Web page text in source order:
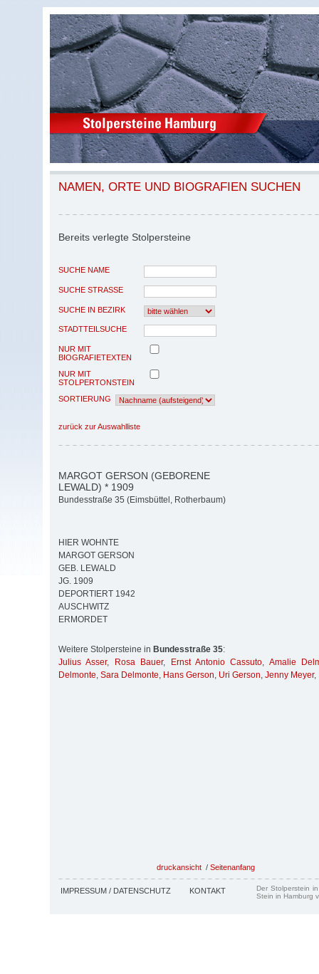
NAMEN, ORTE UND BIOGRAFIEN SUCHEN
Bereits verlegte Stolpersteine
SUCHE NAME
SUCHE STRASSE
SUCHE IN BEZIRK
STADTTEILSUCHE
NUR MIT
BIOGRAFIETEXTEN
NUR MIT
STOLPERTONSTEIN
SORTIERUNG
zurück zur Auswahlliste
MARGOT GERSON (GEBORENE
LEWALD) * 1909
Bundesstraße 35 (Eimsbüttel, Rotherbaum)
HIER WOHNTE
MARGOT GERSON
GEB. LEWALD
JG. 1909
DEPORTIERT 1942
AUSCHWITZ
ERMORDET
Weitere Stolpersteine in Bundesstraße 35:
Julius Asser, Rosa Bauer, Ernst Antonio Cassuto, Amalie
Delmonte, Sara Delmonte, Hans Gerson, Uri Gerson, Jenny Meyer,
druckansicht / Seitenanfang
IMPRESSUM / DATENSCHUTZ KONTAKT
Der Stolperstein
Stein in Hamburg